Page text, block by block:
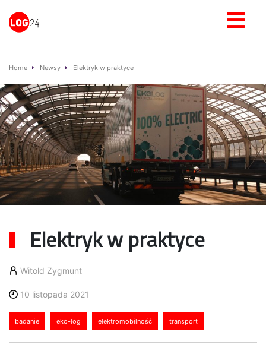
Home Newsy Elektryk w praktyce
Elektryk w praktyce
Witold Zygmunt
10 listopada 2021
badanie eko-log elektromobilność transport